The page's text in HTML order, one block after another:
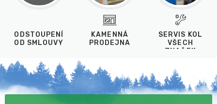
ODSTOUPENÍ
OD SMLOUVY
KAMENNÁ
PRODEJNA
SERVIS KOL
VŠECH
ZNAČEK